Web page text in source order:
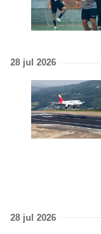
28 jul 2026
28 jul 2026